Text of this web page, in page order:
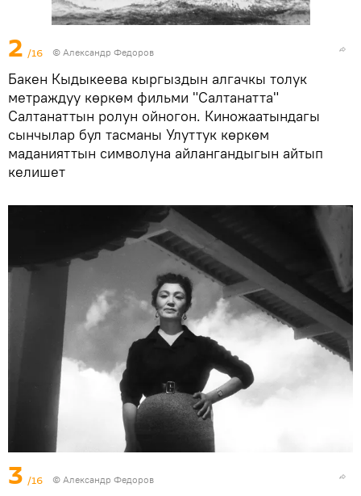
2 /16 © Александр Федоров
Бакен Кыдыкеева кыргыздын алгачкы толук
метраждуу көркөм фильми "Салтанатта"
Салтанаттын ролун ойногон. Киножаатындагы
сынчылар бул тасманы Улуттук көркөм
маданияттын символуна айлангандыгын айтып
келишет
3 /16 © Александр Федоров